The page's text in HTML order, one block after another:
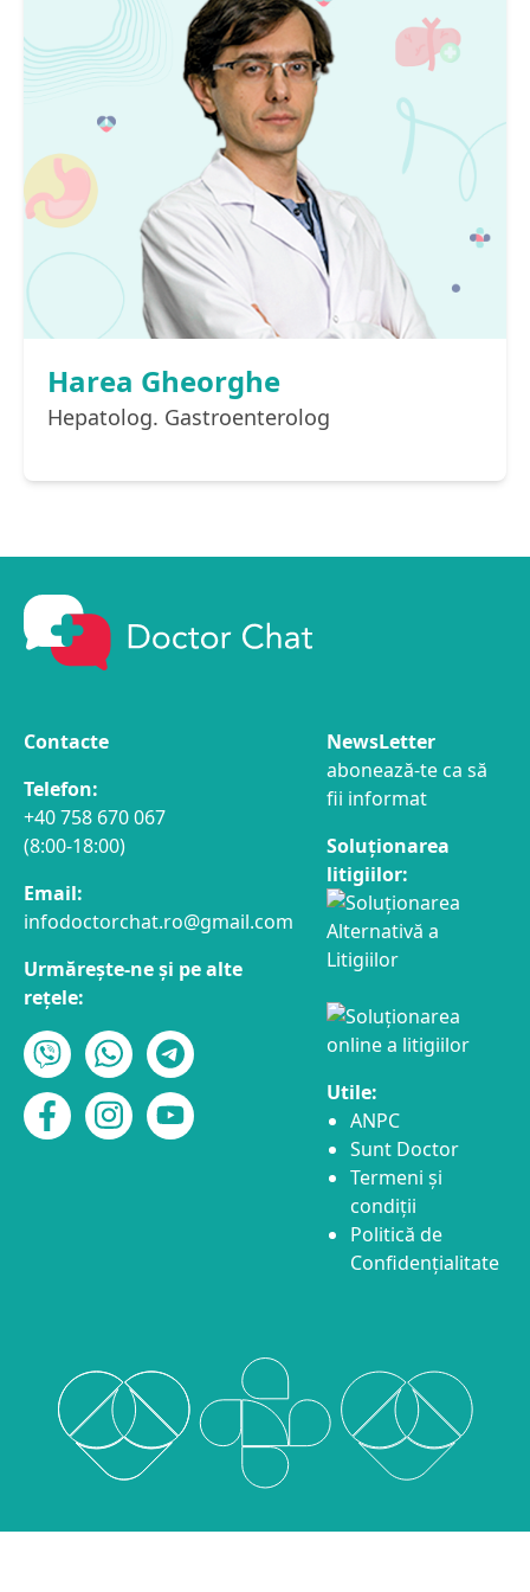
Harea Gheorghe
Hepatolog. Gastroenterolog
Contacte
Telefon:
+40 758 670 067
(8:00-18:00)
Email:
infodoctorchat.ro@gmail.com
Urmărește-ne și pe alte
rețele:
NewsLetter
abonează-te ca să
fii informat
Soluționarea
litigiilor:
Utile:
ANPC
Sunt Doctor
Termeni și
condiții
Politică de
Confidențialitate